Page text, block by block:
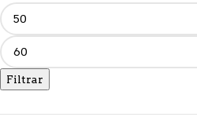
Filtrar